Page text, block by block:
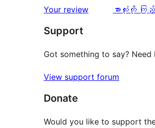
သုံးသပ်
0
စောင်
ပွင့်
သုံးသပ်
ချက်
စောင်
Your review
သုံးသပ်
အားလုံးကို
Support
Got something to say? Need
View support forum
Donate
Would you like to support